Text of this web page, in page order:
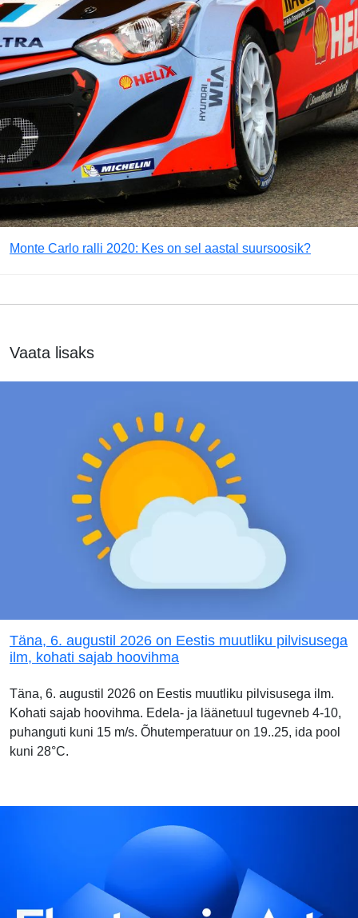
Monte Carlo ralli 2020: Kes on sel aastal suursoosik?
Vaata lisaks
Täna, 6. augustil 2026 on Eestis muutliku pilvisusega
ilm, kohati sajab hoovihma
Täna, 6. augustil 2026 on Eestis muutliku pilvisusega ilm.
Kohati sajab hoovihma. Edela- ja läänetuul tugevneb 4-10,
puhanguti kuni 15 m/s. Õhutemperatuur on 19..25, ida pool
kuni 28°C.